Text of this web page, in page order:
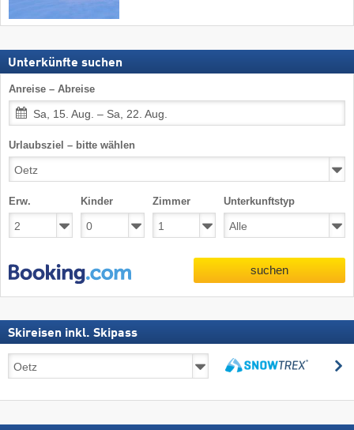
Unterkünfte suchen
Anreise – Abreise
Sa, 15. Aug. – Sa, 22. Aug.
Urlaubsziel – bitte wählen
Erw. Kinder Zimmer Unterkunftstyp
suchen
Skireisen inkl. Skipass
Skireisen
inkl.